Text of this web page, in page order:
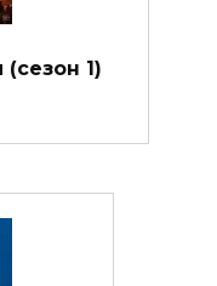
1)